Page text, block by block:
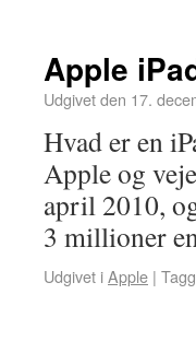
Apple
Udgivet den 17.
Hvad er en
Apple og
april 2010,
3 millioner
Udgivet iApple |